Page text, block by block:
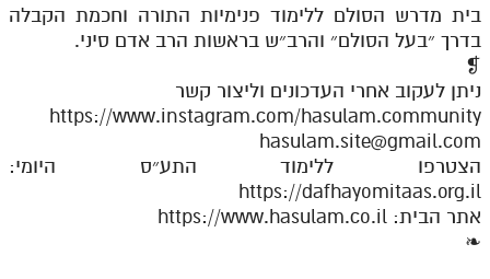
בית מדרש הסולם ללימוד פנימיות התורה וחכמת הקבלה
בדרך ״בעל הסולם״ והרב״ש בראשות הרב אדם סיני.
❡
ניתן לעקוב אחרי העדכונים וליצור קשר
https://www.instagram.com/hasulam.community
hasulam.site@gmail.com
הצטרפו ללימוד התע״ס היומי:
https://dafhayomitaas.org.il
אתר הבית: https://www.hasulam.co.il
❧